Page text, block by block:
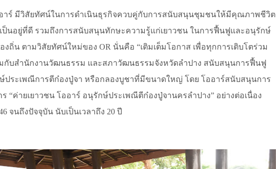
าร์ มีวิสัยทัศน์ในการดำเนินธุรกิจควบคู่กับการสนับสนุนชุมชนให้มีคุณภาพชีวิต
ป็นอยู่ที่ดี รวมถึงการสนับสนุนทักษะความรู้แก่เยาวชน ในการฟื้นฟูและอนุรักษ์
งถิ่น ตามวิสัยทัศน์ใหม่ของ OR นั่นคือ “เติมเต็มโอกาส เพื่อทุกการเติบโตร่วม
กับสำนักงานวัฒนธรรม และสภาวัฒนธรรมจังหวัดลำปาง สนับสนุนการฟื้นฟู
ประเพณีการตีก๋องปู่จา หรือกลองบูชาที่มีขนาดใหญ่ โดย โออาร์สนับสนุนการ
ร “ค่ายเยาวชน โออาร์ อนุรักษ์ประเพณีตีก๋องปู่จานครลำปาง” อย่างต่อเนื่อง
จนถึงปัจจุบัน นับเป็นเวลาถึง 20 ปี